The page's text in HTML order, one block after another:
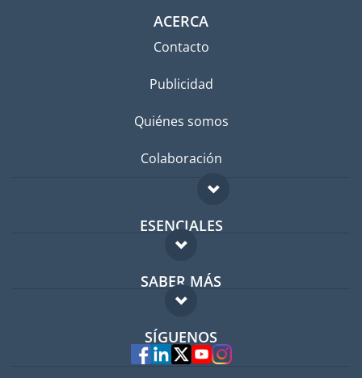
ACERCA
Contacto
Publicidad
Quiénes somos
Colaboración
ESENCIALES
Foro para expatriados
Guía para expatriados
Trabajos en el extranjero
SABER MÁS
FAQ
Expertos
SÍGUENOS